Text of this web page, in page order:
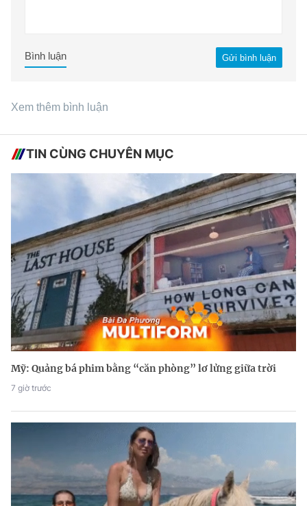
Gửi bình luận
Bình luận
Xem thêm bình luận
TIN CÙNG CHUYÊN MỤC
Mỹ: Quảng bá phim bằng “căn phòng” lơ lửng giữa trời
7 giờ trước